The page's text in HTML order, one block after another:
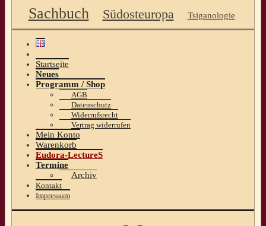
Sachbuch Südosteuropa Tsiganologie
Startseite
Neues
Programm / Shop
AGB
Datenschutz
Widerrufsrecht
Vertrag widerrufen
Mein Konto
Warenkorb
Eudora-LectureS
Termine
Archiv
Kontakt
Impressum